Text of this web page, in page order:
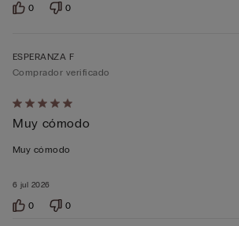
0 0
Calificación
de
5
5
6 jul 2026
ESPERANZA F
Comprador verificado
Muy cómodo
Muy cómodo
0 0